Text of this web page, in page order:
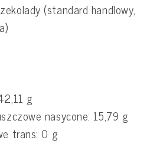
(standard handlowy,
g
nasycone: 15,79 g
trans: 0 g